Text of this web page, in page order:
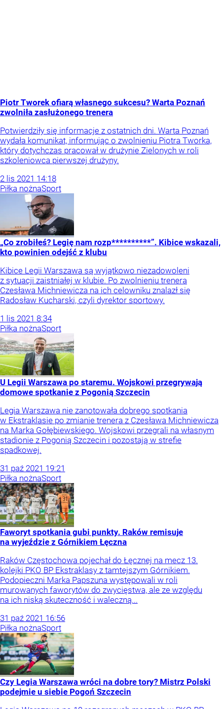
Piotr Tworek ofiarą własnego sukcesu? Warta Poznań
zwolniła zasłużonego trenera
Potwierdziły się informacje z ostatnich dni. Warta Poznań
wydała komunikat, informując o zwolnieniu Piotra Tworka,
który dotychczas pracował w drużynie Zielonych w roli
szkoleniowca pierwszej drużyny.
2 lis 2021 14:18
Piłka nożnaSport
„Co zrobiłeś? Legię nam rozp**********”. Kibice wskazali,
kto powinien odejść z klubu
Kibice Legii Warszawa są wyjątkowo niezadowoleni
z sytuacji zaistniałej w klubie. Po zwolnieniu trenera
Czesława Michniewicza na ich celowniku znalazł się
Radosław Kucharski, czyli dyrektor sportowy.
1 lis 2021 8:34
Piłka nożnaSport
U Legii Warszawa po staremu. Wojskowi przegrywają
domowe spotkanie z Pogonią Szczecin
Legia Warszawa nie zanotowała dobrego spotkania
w Ekstraklasie po zmianie trenera z Czesława Michniewicza
na Marka Gołębiewskiego. Wojskowi przegrali na własnym
stadionie z Pogonią Szczecin i pozostają w strefie
spadkowej.
31 paź 2021 19:21
Piłka nożnaSport
Faworyt spotkania gubi punkty. Raków remisuje
na wyjeździe z Górnikiem Łęczna
Raków Częstochowa pojechał do Łęcznej na mecz 13.
kolejki PKO BP Ekstraklasy z tamtejszym Górnikiem.
Podopieczni Marka Papszuna występowali w roli
murowanych faworytów do zwycięstwa, ale ze względu
na ich niską skuteczność i waleczną...
31 paź 2021 16:56
Piłka nożnaSport
Czy Legia Warszawa wróci na dobre tory? Mistrz Polski
podejmie u siebie Pogoń Szczecin